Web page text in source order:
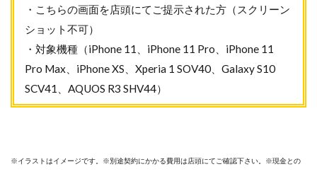
・こちらの画面を店頭にてご提示された方（スクリーン
ショット不可）
・対象機種（iPhone 11、iPhone 11 Pro、iPhone 11
Pro Max、iPhone XS、Xperia 1 SOV40、Galaxy S10
SCV41、AQUOS R3 SHV44）
※イラストはイメージです。※別途契約にかかる費用は店頭にてご確認下さい。※現金との